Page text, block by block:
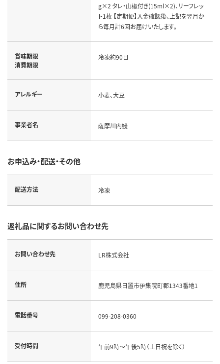
g×2 タレ・山椒付き(15ml×2)、リーフレッ
ト1枚 【定期便】入金確認後、上記を翌月か
ら毎月計6回お届けいたします。
賞味期限
消費期限
冷凍約90日
アレルギー 小麦、大豆
事業者名 薩摩川内鰻
お申込み・配送・その他
配送方法 冷凍
返礼品に関するお問い合わせ先
お問い合わせ先 LR株式会社
住所 鹿児島県日置市伊集院町郡1343番地1
電話番号 099-208-0360
受付時間 午前9時～午後5時（土日祝を除く）